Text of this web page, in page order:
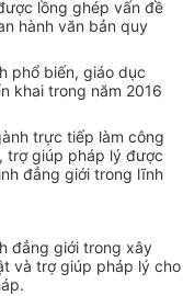
lồng ghép vấn đề
hành văn bản quy
phổ biến, giáo dục
n khai trong năm 2016
trực tiếp làm công
trợ giúp pháp lý được
đẳng giới trong lĩnh
đẳng giới trong xây
và trợ giúp pháp lý cho